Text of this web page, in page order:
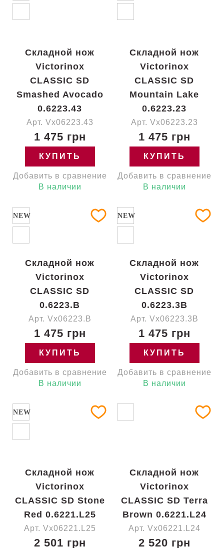
Складной нож
Victorinox
CLASSIC SD
Smashed Avocado
0.6223.43
Арт. Vx06223.43
1 475 грн
КУПИТЬ
Добавить в сравнение
В наличии
Складной нож
Victorinox
CLASSIC SD
Mountain Lake
0.6223.23
Арт. Vx06223.23
1 475 грн
КУПИТЬ
Добавить в сравнение
В наличии
NEW
Складной нож
Victorinox
CLASSIC SD
0.6223.B
Арт. Vx06223.B
1 475 грн
КУПИТЬ
Добавить в сравнение
В наличии
NEW
Складной нож
Victorinox
CLASSIC SD
0.6223.3B
Арт. Vx06223.3B
1 475 грн
КУПИТЬ
Добавить в сравнение
В наличии
NEW
Складной нож
Victorinox
CLASSIC SD Stone
Red 0.6221.L25
Арт. Vx06221.L25
2 501 грн
Складной нож
Victorinox
CLASSIC SD Terra
Brown 0.6221.L24
Арт. Vx06221.L24
2 520 грн